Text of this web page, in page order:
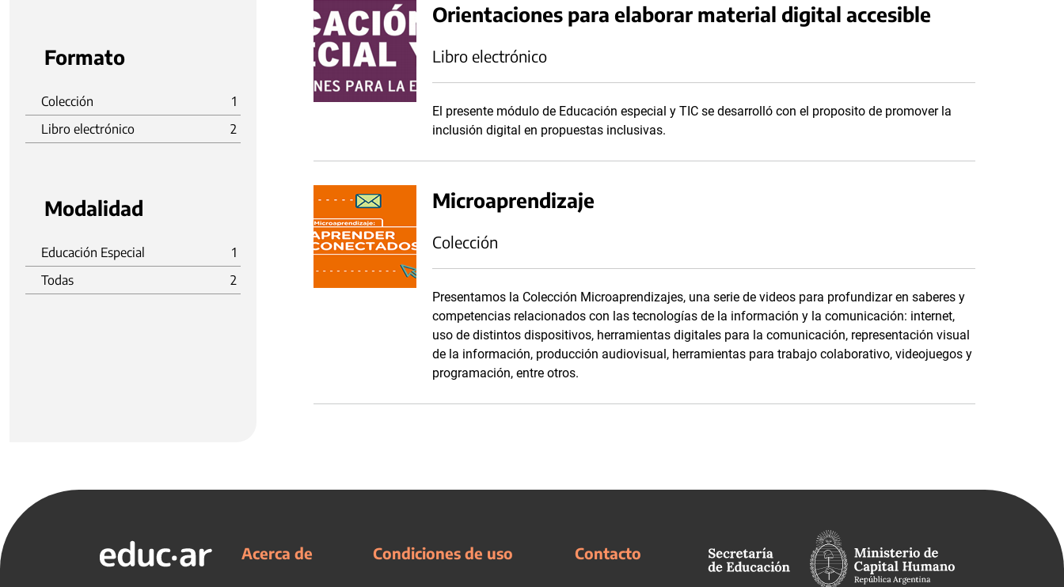
Formato
Colección
1
Libro electrónico
2
Modalidad
Educación Especial
1
Todas
2
Orientaciones para elaborar material digital accesible
Libro electrónico
El presente módulo de Educación especial y TIC se desarrolló con el proposito de promover la
inclusión digital en propuestas inclusivas.
Microaprendizaje
Colección
Presentamos la Colección Microaprendizajes, una serie de videos para profundizar en saberes y
competencias relacionados con las tecnologías de la información y la comunicación: internet,
uso de distintos dispositivos, herramientas digitales para la comunicación, representación visual
de la información, producción audiovisual, herramientas para trabajo colaborativo, videojuegos y
programación, entre otros.
Acerca de Condiciones de uso Contacto